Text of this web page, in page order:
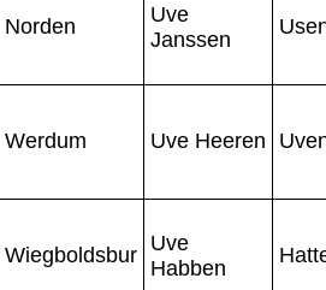
Norden
Uve
Janssen
Werdum Uve Heeren
Wiegboldsbur Uve
Habben